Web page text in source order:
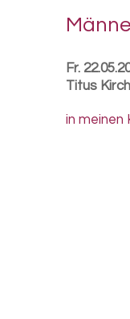
Fr.
Titus
in meinen